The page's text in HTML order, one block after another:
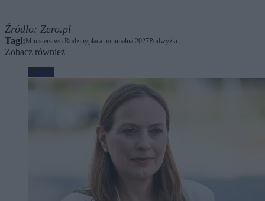
Źródło: Zero.pl
Tagi:Ministerstwo Rodzinypłaca minimalna 2027Podwyżki
Zobacz również
Biznes